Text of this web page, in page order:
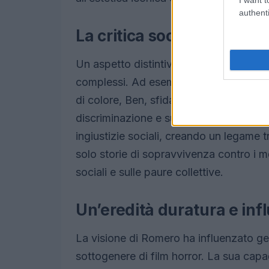
La critica sociale nei film
Un aspetto distintivo dei film di
complessi. Ad esempio, in
La notte
di colore, Ben, sfida le norme razziali
discriminazione e sull’umanità.
ingiustizie sociali, creando un legame
solo storie di sopravvivenza contro i
sociali e sulle paure collettive.
Un’eredità duratura e
La visione di Romero ha influenzato
sottogenere di film horror. La sua